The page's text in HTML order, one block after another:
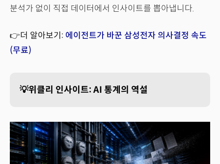
분석가 없이 직접 데이터에서 인사이트를 뽑아냅니다.
👉더 알아보기: 에이전트가 바꾼 삼성전자 의사결정 속도
(무료)
💡위클리 인사이트: AI 통계의 역설